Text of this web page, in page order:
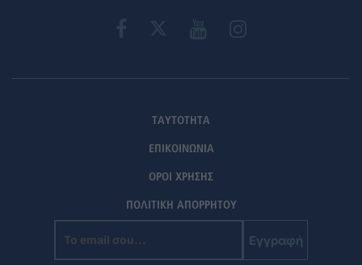
ΤΑΥΤΟΤΗΤΑ
ΕΠΙΚΟΙΝΩΝΙΑ
ΟΡΟΙ ΧΡΗΣΗΣ
ΠΟΛΙΤΙΚΗ ΑΠΟΡΡΗΤΟΥ
Εγγραφή